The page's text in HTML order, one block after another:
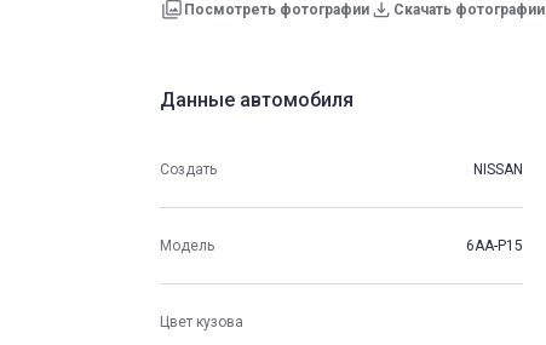
Посмотреть фотографии Скачать фотографии
Данные автомобиля
Создать NISSAN
Модель 6AA-P15
Цвет кузова